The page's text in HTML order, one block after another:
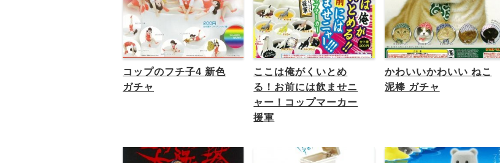
コップのフチ子4 新色
ガチャ
ここは俺がくいとめ
る！お前には飲ませニ
ャー！コップマーカー
援軍
かわいいかわいい ねこ
泥棒 ガチャ